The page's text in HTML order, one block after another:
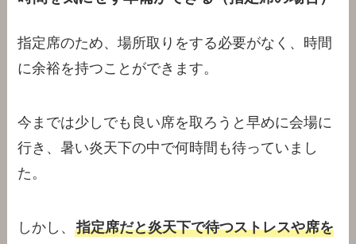
指定席のため、場所取りをする必要がなく、時間
に余裕を持つことができます。
今までは少しでも良い席を取ろうと早めに会場に
行き、暑い炎天下の中で何時間も待っていまし
た。
しかし、指定席だと炎天下で待つストレスや席を